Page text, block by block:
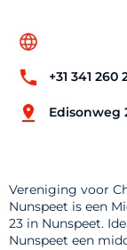
+31 341 260
Edisonweg
Vereniging voor
Nunspeet is een
23 in Nunspeet.
Nunspeet een